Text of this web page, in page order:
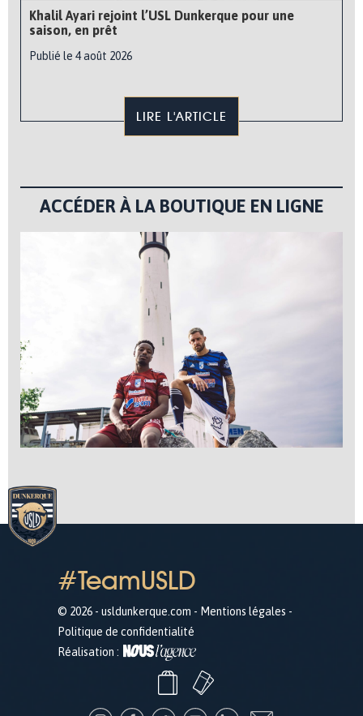
Khalil Ayari rejoint l’USL Dunkerque pour une
saison, en prêt
Publié le 4 août 2026
LIRE L'ARTICLE
ACCÉDER À LA BOUTIQUE EN LIGNE
#TeamUSLD
© 2026 - usldunkerque.com - Mentions légales -
Politique de confidentialité
Réalisation :